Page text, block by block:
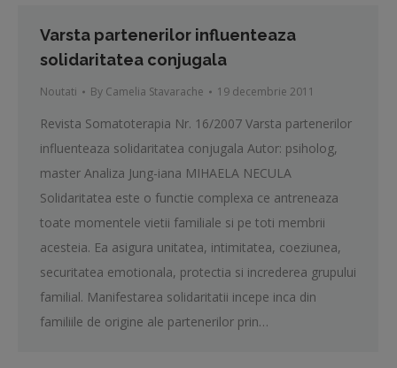
Varsta partenerilor influenteaza
solidaritatea conjugala
Noutati By Camelia Stavarache 19 decembrie 2011
Revista Somatoterapia Nr. 16/2007 Varsta partenerilor
influenteaza solidaritatea conjugala Autor: psiholog,
master Analiza Jung-iana MIHAELA NECULA
Solidaritatea este o functie complexa ce antreneaza
toate momentele vietii familiale si pe toti membrii
acesteia. Ea asigura unitatea, intimitatea, coeziunea,
securitatea emotionala, protectia si increderea grupului
familial. Manifestarea solidaritatii incepe inca din
familiile de origine ale partenerilor prin…